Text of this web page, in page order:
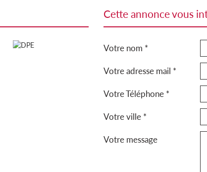
cette annonce vous
Votre nom *
Votre adresse mail *
Votre Téléphone *
Votre ville *
Votre message